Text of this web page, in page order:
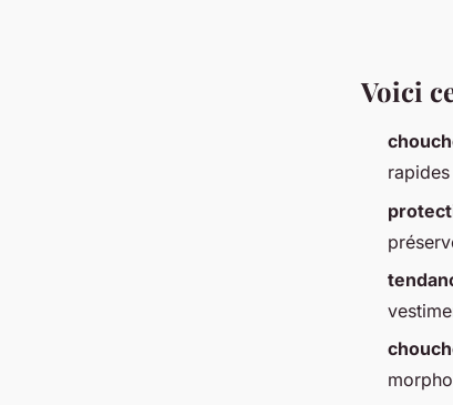
Voici